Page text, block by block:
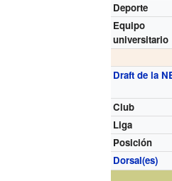
Deporte
Equipo
universitario
Draft de la
Club
Liga
Posición
Dorsal(es)